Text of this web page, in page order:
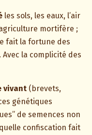
les sols, les eaux, l’air
mortifère ;
fait la fortune des
la complicité des
vivant(brevets,
génétiques
de semences non
confiscation fait